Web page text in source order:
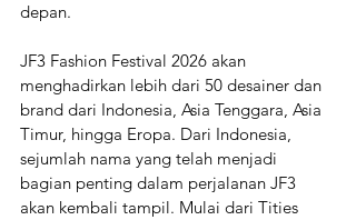
depan.
JF3 Fashion Festival 2026 akan
menghadirkan lebih dari 50 desainer dan
brand dari Indonesia, Asia Tenggara, Asia
Timur, hingga Eropa. Dari Indonesia,
sejumlah nama yang telah menjadi
bagian penting dalam perjalanan JF3
akan kembali tampil. Mulai dari Tities